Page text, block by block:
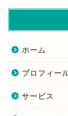
ホーム
プロフィー
サービス